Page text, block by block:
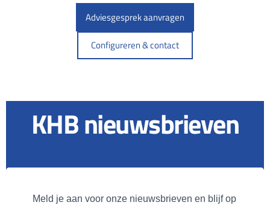
Adviesgesprek aanvragen
Configureren & contact
KHB nieuwsbrieven
Meld je aan voor onze nieuwsbrieven en blijf op